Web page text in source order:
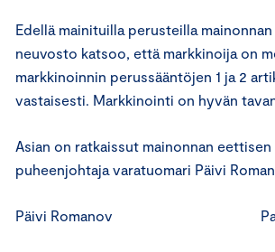
Edellä mainituilla perusteilla
neuvosto katsoo, että markkinoija on
markkinoinnin perussääntöjen 1 ja 2
vastaisesti. Markkinointi on hyvän
Asian on ratkaissut mainonnan
puheenjohtaja varatuomari Päivi
Päivi Romanov Paula